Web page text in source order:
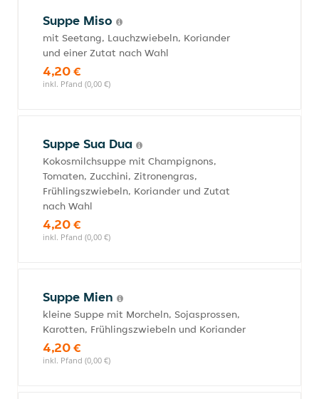
Suppe Miso
mit Seetang, Lauchzwiebeln, Koriander
und einer Zutat nach Wahl
4,20 €
inkl. Pfand (0,00 €)
Suppe Sua Dua
Kokosmilchsuppe mit Champignons,
Tomaten, Zucchini, Zitronengras,
Frühlingszwiebeln, Koriander und Zutat
nach Wahl
4,20 €
inkl. Pfand (0,00 €)
Suppe Mien
kleine Suppe mit Morcheln, Sojasprossen,
Karotten, Frühlingszwiebeln und Koriander
4,20 €
inkl. Pfand (0,00 €)